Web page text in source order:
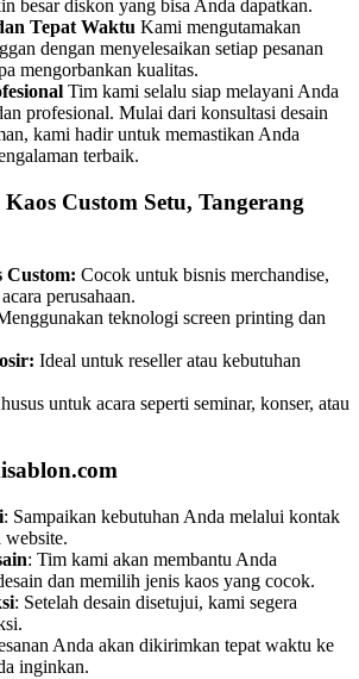
besar diskon yang bisa Anda dapatkan.
Tepat Waktu Kami mengutamakan
dengan menyelesaikan setiap pesanan
mengorbankan kualitas.
Tim kami selalu siap melayani Anda
profesional. Mulai dari konsultasi desain
kami hadir untuk memastikan Anda
terbaik.
Custom Setu, Tangerang
Custom: Cocok untuk bisnis merchandise,
perusahaan.
teknologi screen printing dan
Ideal untuk reseller atau kebutuhan
untuk acara seperti seminar, konser, atau
: Sampaikan kebutuhan Anda melalui kontak
website.
: Tim kami akan membantu Anda
dan memilih jenis kaos yang cocok.
: Setelah desain disetujui, kami segera
Anda akan dikirimkan tepat waktu ke
inginkan.